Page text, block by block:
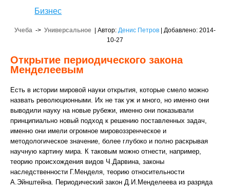
Бизнес
Учеба -> Универсальное | Автор: Денис Петров | Добавлено: 2014-
10-27
Открытие периодического закона
Менделеевым
Есть в истории мировой науки открытия, которые смело можно
назвать революционными. Их не так уж и много, но именно они
выводили науку на новые рубежи, именно они показывали
принципиально новый подход к решению поставленных задач,
именно они имели огромное мировоззренческое и
методологическое значение, более глубоко и полно раскрывая
научную картину мира. К таковым можно отнести, например,
теорию происхождения видов Ч.Дарвина, законы
наследственности Г.Менделя, теорию относительности
А.Эйнштейна. Периодический закон Д.И.Менделеева из разряда